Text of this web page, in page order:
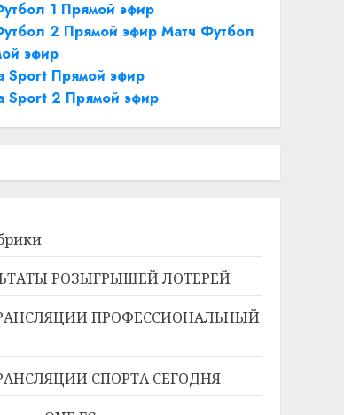
1 Прямой эфир
2 Прямой эфир Матч Футбол
эфир
Sport Прямой эфир
Sport 2 Прямой эфир
РОЗЫГРЫШЕЙ ЛОТЕРЕЙ
ПРОФЕССИОНАЛЬНЫЙ
СПОРТА СЕГОДНЯ